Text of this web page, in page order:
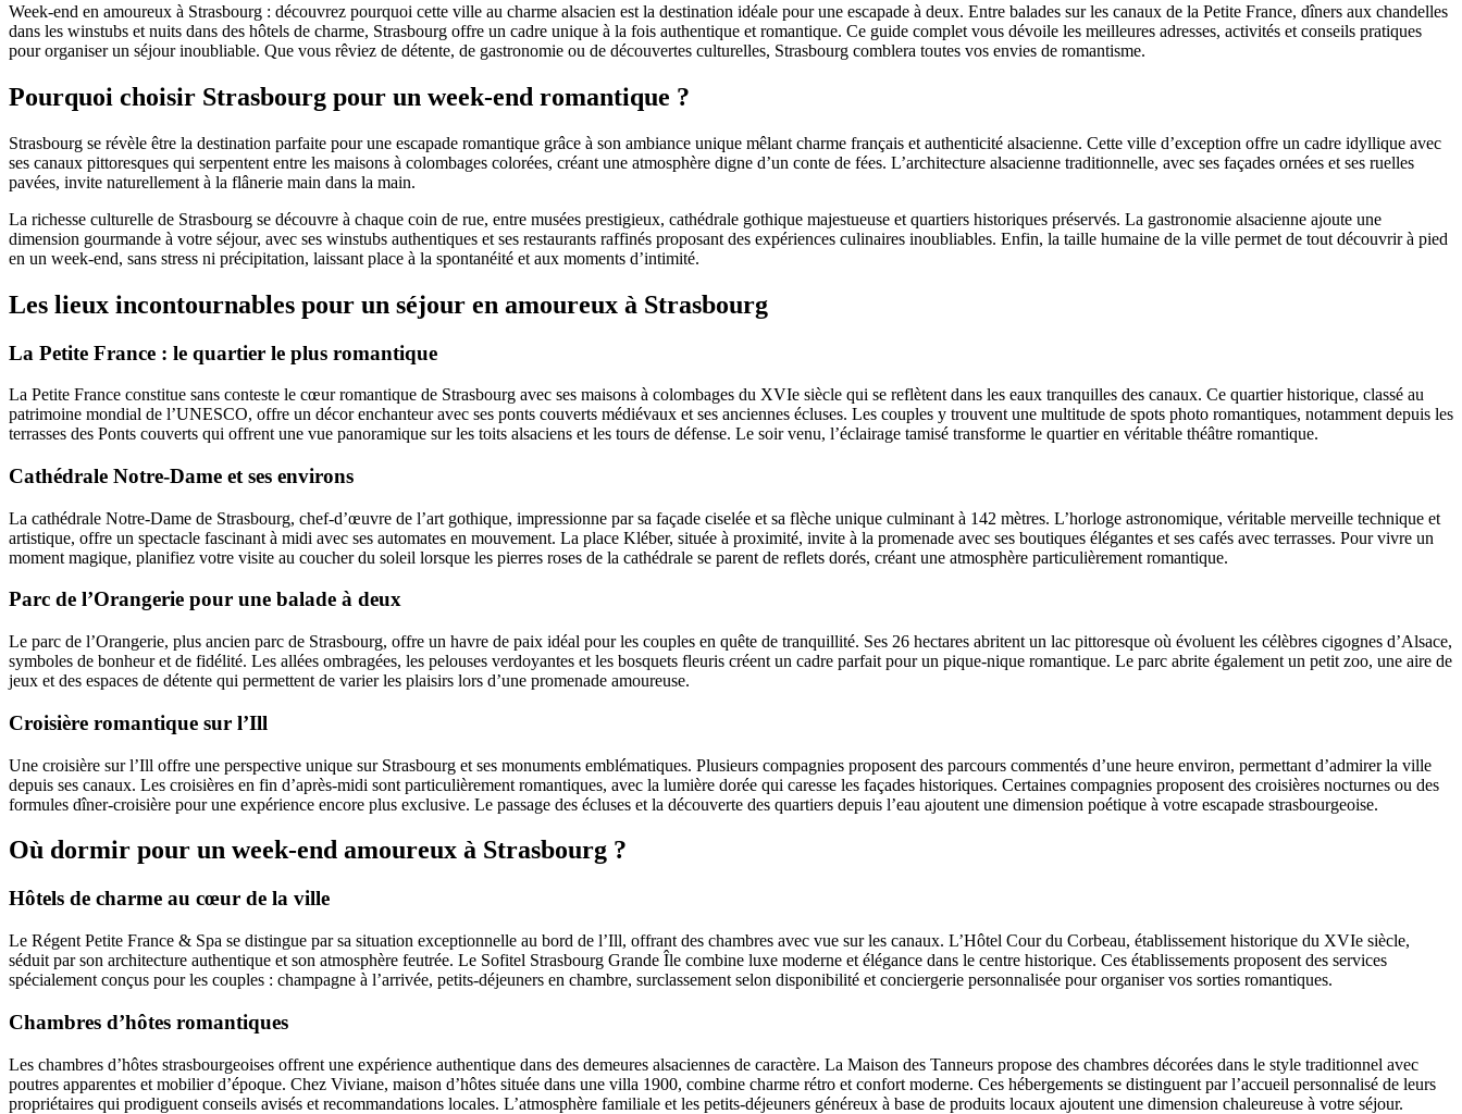
Week-end en amoureux à Strasbourg : découvrez pourquoi cette ville au charme alsacien est la destination idéale pour une escapade à deux. Entre balades sur les canaux de la Petite France, dîners aux chandelles
dans les winstubs et nuits dans des hôtels de charme, Strasbourg offre un cadre unique à la fois authentique et romantique. Ce guide complet vous dévoile les meilleures adresses, activités et conseils pratiques
pour organiser un séjour inoubliable. Que vous rêviez de détente, de gastronomie ou de découvertes culturelles, Strasbourg comblera toutes vos envies de romantisme.
Pourquoi choisir Strasbourg pour un week-end romantique ?
Strasbourg se révèle être la destination parfaite pour une escapade romantique grâce à son ambiance unique mêlant charme français et authenticité alsacienne. Cette ville d’exception offre un cadre idyllique avec
ses canaux pittoresques qui serpentent entre les maisons à colombages colorées, créant une atmosphère digne d’un conte de fées. L’architecture alsacienne traditionnelle, avec ses façades ornées et ses ruelles
pavées, invite naturellement à la flânerie main dans la main.
La richesse culturelle de Strasbourg se découvre à chaque coin de rue, entre musées prestigieux, cathédrale gothique majestueuse et quartiers historiques préservés. La gastronomie alsacienne ajoute une
dimension gourmande à votre séjour, avec ses winstubs authentiques et ses restaurants raffinés proposant des expériences culinaires inoubliables. Enfin, la taille humaine de la ville permet de tout découvrir à pied
en un week-end, sans stress ni précipitation, laissant place à la spontanéité et aux moments d’intimité.
Les lieux incontournables pour un séjour en amoureux à Strasbourg
La Petite France : le quartier le plus romantique
La Petite France constitue sans conteste le cœur romantique de Strasbourg avec ses maisons à colombages du XVIe siècle qui se reflètent dans les eaux tranquilles des canaux. Ce quartier historique, classé au
patrimoine mondial de l’UNESCO, offre un décor enchanteur avec ses ponts couverts médiévaux et ses anciennes écluses. Les couples y trouvent une multitude de spots photo romantiques, notamment depuis les
terrasses des Ponts couverts qui offrent une vue panoramique sur les toits alsaciens et les tours de défense. Le soir venu, l’éclairage tamisé transforme le quartier en véritable théâtre romantique.
Cathédrale Notre-Dame et ses environs
La cathédrale Notre-Dame de Strasbourg, chef-d’œuvre de l’art gothique, impressionne par sa façade ciselée et sa flèche unique culminant à 142 mètres. L’horloge astronomique, véritable merveille technique et
artistique, offre un spectacle fascinant à midi avec ses automates en mouvement. La place Kléber, située à proximité, invite à la promenade avec ses boutiques élégantes et ses cafés avec terrasses. Pour vivre un
moment magique, planifiez votre visite au coucher du soleil lorsque les pierres roses de la cathédrale se parent de reflets dorés, créant une atmosphère particulièrement romantique.
Parc de l’Orangerie pour une balade à deux
Le parc de l’Orangerie, plus ancien parc de Strasbourg, offre un havre de paix idéal pour les couples en quête de tranquillité. Ses 26 hectares abritent un lac pittoresque où évoluent les célèbres cigognes d’Alsace,
symboles de bonheur et de fidélité. Les allées ombragées, les pelouses verdoyantes et les bosquets fleuris créent un cadre parfait pour un pique-nique romantique. Le parc abrite également un petit zoo, une aire de
jeux et des espaces de détente qui permettent de varier les plaisirs lors d’une promenade amoureuse.
Croisière romantique sur l’Ill
Une croisière sur l’Ill offre une perspective unique sur Strasbourg et ses monuments emblématiques. Plusieurs compagnies proposent des parcours commentés d’une heure environ, permettant d’admirer la ville
depuis ses canaux. Les croisières en fin d’après-midi sont particulièrement romantiques, avec la lumière dorée qui caresse les façades historiques. Certaines compagnies proposent des croisières nocturnes ou des
formules dîner-croisière pour une expérience encore plus exclusive. Le passage des écluses et la découverte des quartiers depuis l’eau ajoutent une dimension poétique à votre escapade strasbourgeoise.
Où dormir pour un week-end amoureux à Strasbourg ?
Hôtels de charme au cœur de la ville
Le Régent Petite France & Spa se distingue par sa situation exceptionnelle au bord de l’Ill, offrant des chambres avec vue sur les canaux. L’Hôtel Cour du Corbeau, établissement historique du XVIe siècle,
séduit par son architecture authentique et son atmosphère feutrée. Le Sofitel Strasbourg Grande Île combine luxe moderne et élégance dans le centre historique. Ces établissements proposent des services
spécialement conçus pour les couples : champagne à l’arrivée, petits-déjeuners en chambre, surclassement selon disponibilité et conciergerie personnalisée pour organiser vos sorties romantiques.
Chambres d’hôtes romantiques
Les chambres d’hôtes strasbourgeoises offrent une expérience authentique dans des demeures alsaciennes de caractère. La Maison des Tanneurs propose des chambres décorées dans le style traditionnel avec
poutres apparentes et mobilier d’époque. Chez Viviane, maison d’hôtes située dans une villa 1900, combine charme rétro et confort moderne. Ces hébergements se distinguent par l’accueil personnalisé de leurs
propriétaires qui prodiguent conseils avisés et recommandations locales. L’atmosphère familiale et les petits-déjeuners généreux à base de produits locaux ajoutent une dimension chaleureuse à votre séjour.